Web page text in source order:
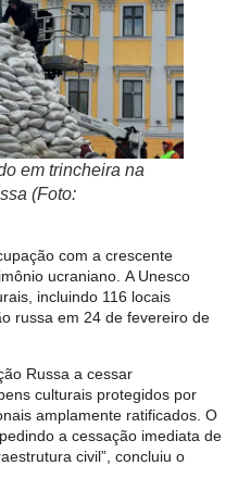
em trincheira na
(Foto:
com a crescente
ucraniano. A Unesco
incluindo 116 locais
russa em 24 de fevereiro de
Russa a cessar
culturais protegidos por
amplamente ratificados. O
a cessação imediata de
civil”, concluiu o